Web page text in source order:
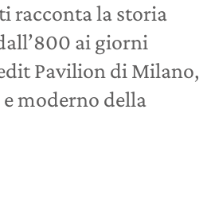
racconta la storia
ai giorni
Pavilion di Milano,
moderno della